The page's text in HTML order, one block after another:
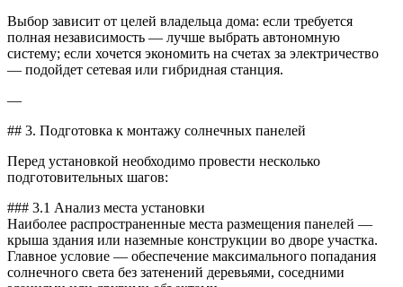
Выбор зависит от целей владельца дома: если требуется
полная независимость — лучше выбрать автономную
систему; если хочется экономить на счетах за электричество
— подойдет сетевая или гибридная станция.
—
## 3. Подготовка к монтажу солнечных панелей
Перед установкой необходимо провести несколько
подготовительных шагов:
### 3.1 Анализ места установки
Наиболее распространенные места размещения панелей —
крыша здания или наземные конструкции во дворе участка.
Главное условие — обеспечение максимального попадания
солнечного света без затенений деревьями, соседними